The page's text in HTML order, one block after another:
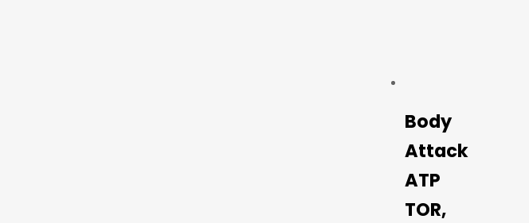
Body
Attack
ATP
TOR,